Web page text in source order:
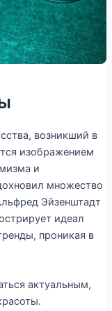
возникший в
изображением
и
множество
Эйзенштадт
идеал
проникая в
актуальным,